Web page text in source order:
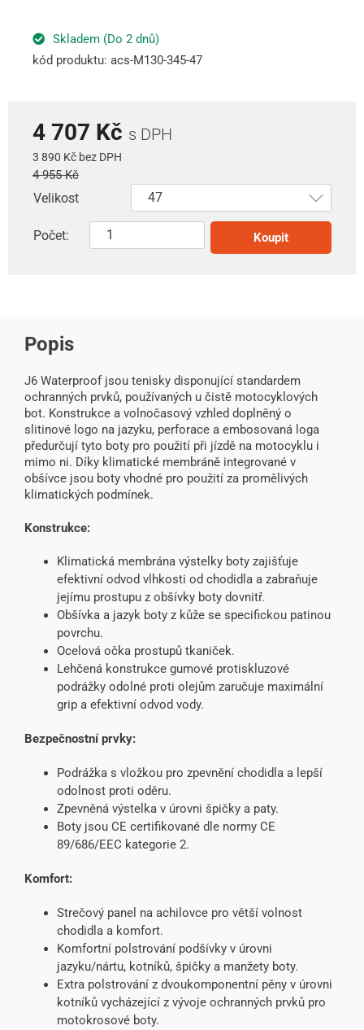
Skladem (Do 2 dnů)
kód produktu: acs-M130-345-47
4 707 Kč s DPH
3 890 Kč bez DPH
4 955 Kč
Velikost
Počet: Koupit
Popis
J6 Waterproof jsou tenisky disponující standardem
ochranných prvků, používaných u čistě motocyklových
bot. Konstrukce a volnočasový vzhled doplněný o
slitinové logo na jazyku, perforace a embosovaná loga
předurčují tyto boty pro použití při jízdě na motocyklu i
mimo ni. Díky klimatické membráně integrované v
obšívce jsou boty vhodné pro použití za promělivých
klimatických podmínek.
Konstrukce:
Klimatická membrána výstelky boty zajišťuje
efektivní odvod vlhkosti od chodidla a zabraňuje
jejímu prostupu z obšívky boty dovnitř.
Obšívka a jazyk boty z kůže se specifickou patinou
povrchu.
Ocelová očka prostupů tkaniček.
Lehčená konstrukce gumové protiskluzové
podrážky odolné proti olejům zaručuje maximální
grip a efektivní odvod vody.
Bezpečnostní prvky:
Podrážka s vložkou pro zpevnění chodidla a lepší
odolnost proti oděru.
Zpevněná výstelka v úrovni špičky a paty.
Boty jsou CE certifikované dle normy CE
89/686/EEC kategorie 2.
Komfort:
Strečový panel na achilovce pro větší volnost
chodidla a komfort.
Komfortní polstrování podšívky v úrovni
jazyku/nártu, kotníků, špičky a manžety boty.
Extra polstrování z dvoukomponentní pěny v úrovni
kotníků vycházející z vývoje ochranných prvků pro
motokrosové boty.